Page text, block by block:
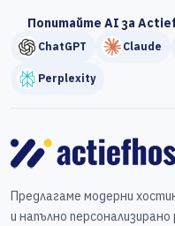
Попитайте AI за
ChatGPT Claude
Perplexity
Предлагаме модерни
и напълно